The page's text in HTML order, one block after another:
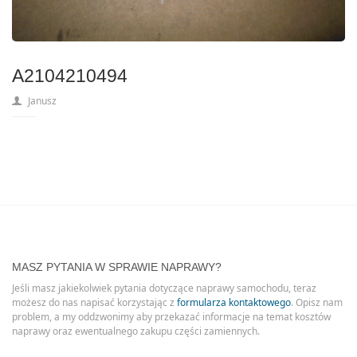
A2104210494
Janusz
MASZ PYTANIA W SPRAWIE NAPRAWY?
Jeśli masz jakiekolwiek pytania dotyczące naprawy samochodu, teraz
możesz do nas napisać korzystając z formularza kontaktowego. Opisz nam
problem, a my oddzwonimy aby przekazać informacje na temat kosztów
naprawy oraz ewentualnego zakupu części zamiennych.